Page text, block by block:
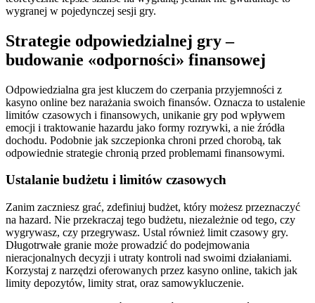
wygranej w pojedynczej sesji gry.
Strategie odpowiedzialnej gry –
budowanie «odporności» finansowej
Odpowiedzialna gra jest kluczem do czerpania przyjemności z
kasyno online bez narażania swoich finansów. Oznacza to ustalenie
limitów czasowych i finansowych, unikanie gry pod wpływem
emocji i traktowanie hazardu jako formy rozrywki, a nie źródła
dochodu. Podobnie jak szczepionka chroni przed chorobą, tak
odpowiednie strategie chronią przed problemami finansowymi.
Ustalanie budżetu i limitów czasowych
Zanim zaczniesz grać, zdefiniuj budżet, który możesz przeznaczyć
na hazard. Nie przekraczaj tego budżetu, niezależnie od tego, czy
wygrywasz, czy przegrywasz. Ustal również limit czasowy gry.
Długotrwałe granie może prowadzić do podejmowania
nieracjonalnych decyzji i utraty kontroli nad swoimi działaniami.
Korzystaj z narzędzi oferowanych przez kasyno online, takich jak
limity depozytów, limity strat, oraz samowykluczenie.